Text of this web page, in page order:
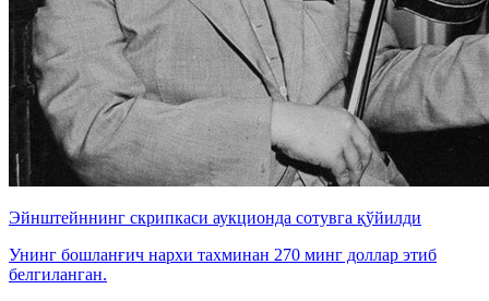
Эйнштейннинг скрипкаси аукционда сотувга қўйилди
Унинг бошланғич нархи тахминан 270 минг доллар этиб
белгиланган.